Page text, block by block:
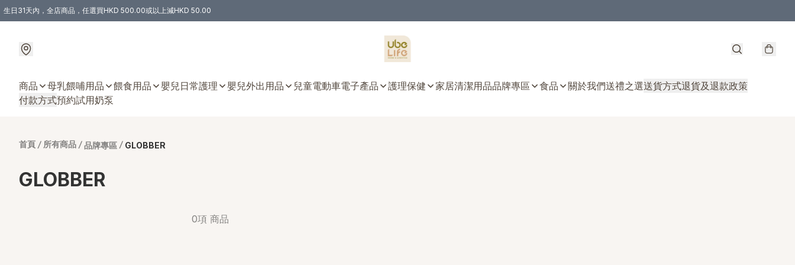
生日31天內，全店商品，任選買HKD 500.00或以上減HKD 50.00
商品 母乳餵哺用品 餵食用品 嬰兒日常護理 嬰兒外出用品 兒童電動車電子產品 護理保健 家居清潔用品品牌專區 食品 關於我們送禮之選送貨方式退貨及退款政策
付款方式預約試用奶泵
首頁 / 所有商品 / 品牌專區 / GLOBBER
GLOBBER
0項 商品